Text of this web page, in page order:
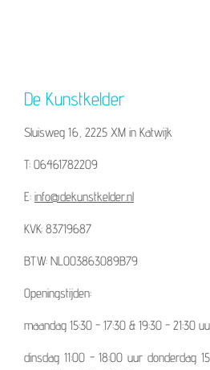
De Kunstkelder
Sluisweg 16, 2225 XM in
T: 06461782209
E: info@dekunstkelder.nl
KVK:
BTW: NL003863089B79
maandag 15:30 - 17:30 & 19:30 -
dinsdag 11:00 - 18:00 uur donderdag